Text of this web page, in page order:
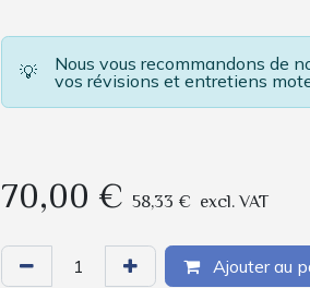
💡
Nous vous recommandons de
vos révisions et entretiens
70,00 € 58,33 € excl. VAT
Ajouter au